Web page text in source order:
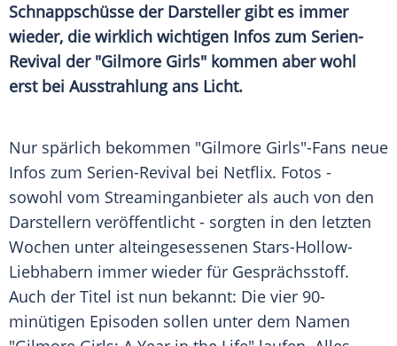
Schnappschüsse der Darsteller gibt es immer
wieder, die wirklich wichtigen Infos zum Serien-
Revival der "Gilmore Girls" kommen aber wohl
erst bei Ausstrahlung ans Licht.
Nur spärlich bekommen "Gilmore Girls"-Fans neue
Infos zum Serien-Revival bei Netflix. Fotos -
sowohl vom Streaminganbieter als auch von den
Darstellern veröffentlicht - sorgten in den letzten
Wochen unter alteingesessenen Stars-Hollow-
Liebhabern immer wieder für Gesprächsstoff.
Auch der Titel ist nun bekannt: Die vier 90-
minütigen Episoden sollen unter dem Namen